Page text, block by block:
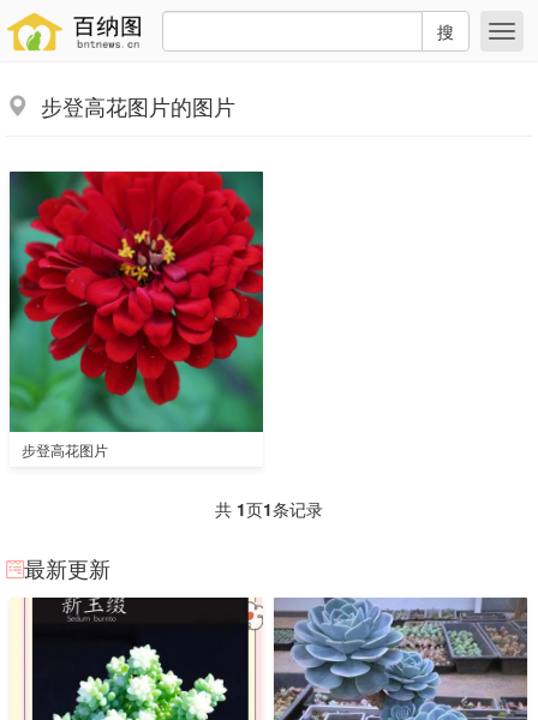
搜
步登高花图片的图片
步登高花图片
共 1页1条记录
最新更新